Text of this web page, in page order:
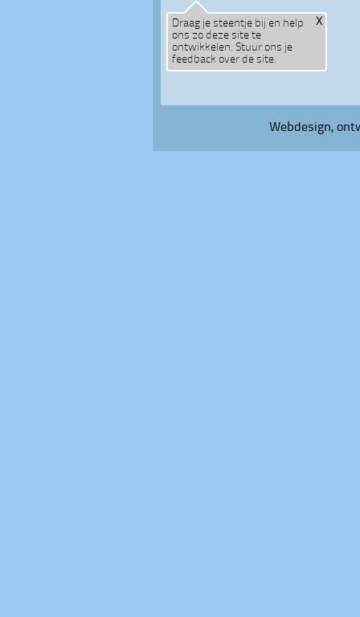
Draag je steentje bij en help
ons zo deze site te
ontwikkelen. Stuur ons je
feedback over de site.
X
Webdesign,